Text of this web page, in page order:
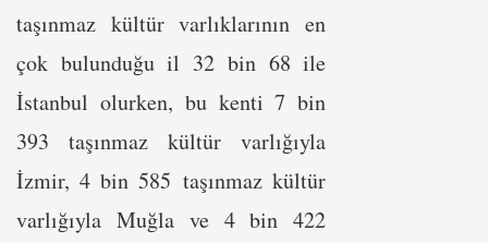
taşınmaz kültür varlıklarının en
çok bulunduğu il 32 bin 68 ile
İstanbul olurken, bu kenti 7 bin
393 taşınmaz kültür varlığıyla
İzmir, 4 bin 585 taşınmaz kültür
varlığıyla Muğla ve 4 bin 422